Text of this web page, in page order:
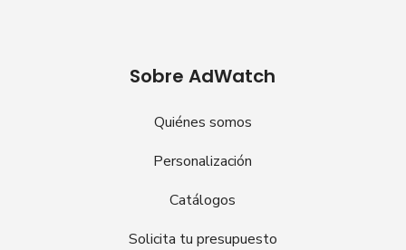
Sobre AdWatch
Quiénes somos
Personalización
Catálogos
Solicita tu presupuesto